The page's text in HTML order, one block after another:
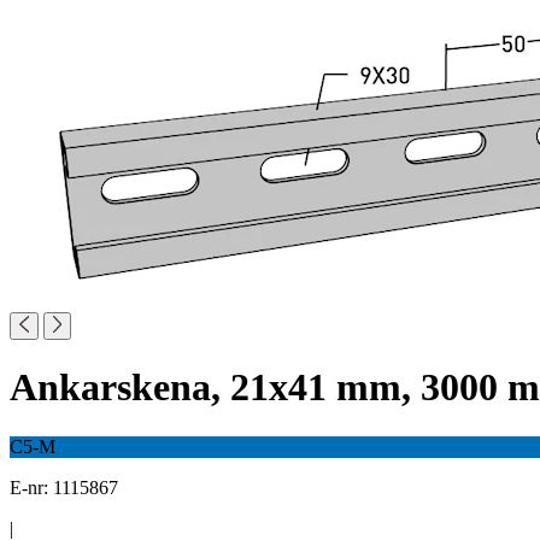
Ankarskena, 21x41 mm, 3000
C5-M
E-nr: 1115867
|